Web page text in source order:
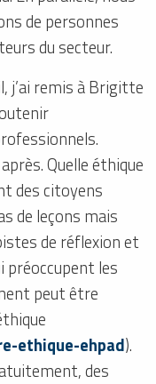
de personnes
du secteur.
j’ai remis à Brigitte
Quelle éthique
des citoyens
de leçons mais
de réflexion et
préoccupent les
peut être
ethique-ehpad).
des